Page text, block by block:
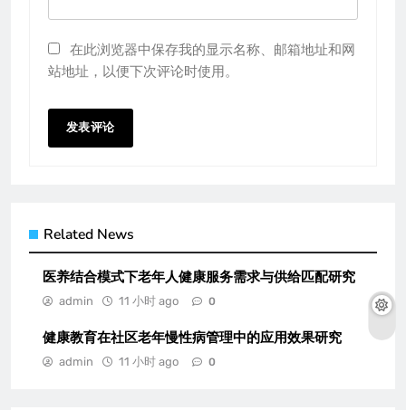
在此浏览器中保存我的显示名称、邮箱地址和网
站地址，以便下次评论时使用。
Related News
医养结合模式下老年人健康服务需求与供给匹配研究
admin 11 小时 ago 0
健康教育在社区老年慢性病管理中的应用效果研究
admin 11 小时 ago 0